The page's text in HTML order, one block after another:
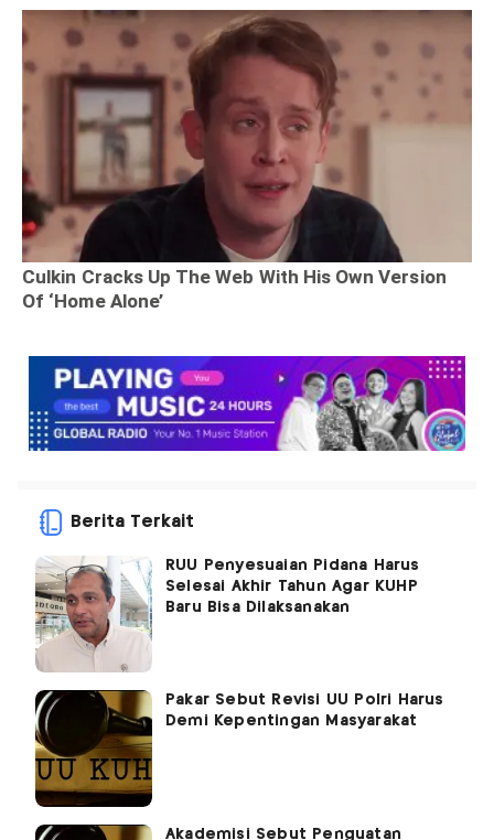
Berita Terkait
RUU Penyesuaian Pidana Harus
Selesai Akhir Tahun Agar KUHP
Baru Bisa Dilaksanakan
Pakar Sebut Revisi UU Polri Harus
Demi Kepentingan Masyarakat
Akademisi Sebut Penguatan